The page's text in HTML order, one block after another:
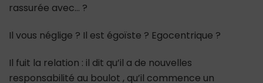
rassurée avec… ?
Il vous néglige ? Il est égoïste ? Egocentrique ?
Il fuit la relation : il dit qu’il a de nouvelles
responsabilité au boulot , qu’il commence un